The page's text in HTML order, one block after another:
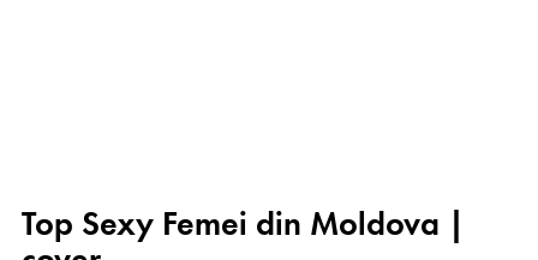
Top Sexy Femei din Moldova |